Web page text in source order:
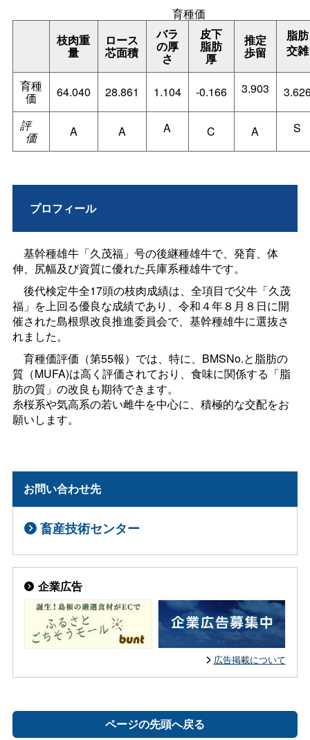
育種価
枝肉重
量
ロース
芯面積
バラ
の厚
さ
皮下
脂肪
厚
推定
歩留
脂肪
交雑
育種
価 64.040 28.861 1.104 -0.166 3.903
評
価 A A A C A S
プロフィール
基幹種雄牛「久茂福」号の後継種雄牛で、発育、体
伸、尻幅及び資質に優れた兵庫系種雄牛です。
後代検定牛全17頭の枝肉成績は、全項目で父牛「久茂
福」を上回る優良な成績であり、令和４年８月８日に開
催された島根県改良推進委員会で、基幹種雄牛に選抜さ
れました。
育種価評価（第55報）では、特に、BMSNo.と脂肪の
質（MUFA)は高く評価されており、食味に関係する「脂
肪の質」の改良も期待できます。
糸桜系や気高系の若い雌牛を中心に、積極的な交配をお
願いします。
お問い合わせ先
畜産技術センター
企業広告
広告掲載について
ページの先頭へ戻る